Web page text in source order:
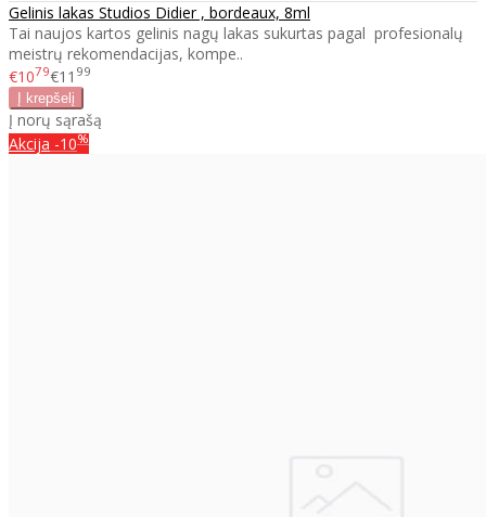
Gelinis lakas Studios Didier , bordeaux, 8ml
Tai naujos kartos gelinis nagų lakas sukurtas pagal profesionalų
meistrų rekomendacijas, kompe..
€1079€11 99
Į norų sąrašą
Akcija -10%